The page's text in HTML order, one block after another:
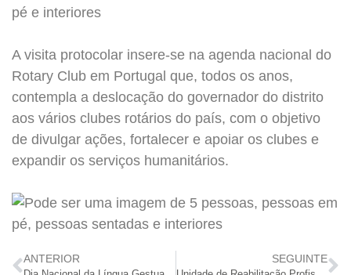
A visita protocolar insere-se na agenda nacional do
Rotary Club em Portugal que, todos os anos,
contempla a deslocação do governador do distrito
aos vários clubes rotários do país, com o objetivo
de divulgar ações, fortalecer e apoiar os clubes e
expandir os serviços humanitários.
ANTERIOR SEGUINTE